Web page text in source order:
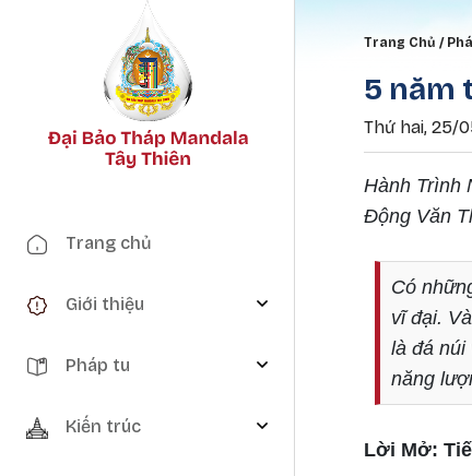
Main navigation
Trang chủ
Giới thiệu
Pháp tu
Kiến trúc
Trang Chủ
5 năm
Thứ hai, 25/
Hành Trình
Động Văn
Có
vĩ đại.
là đá núi
năng
Lời Mở: